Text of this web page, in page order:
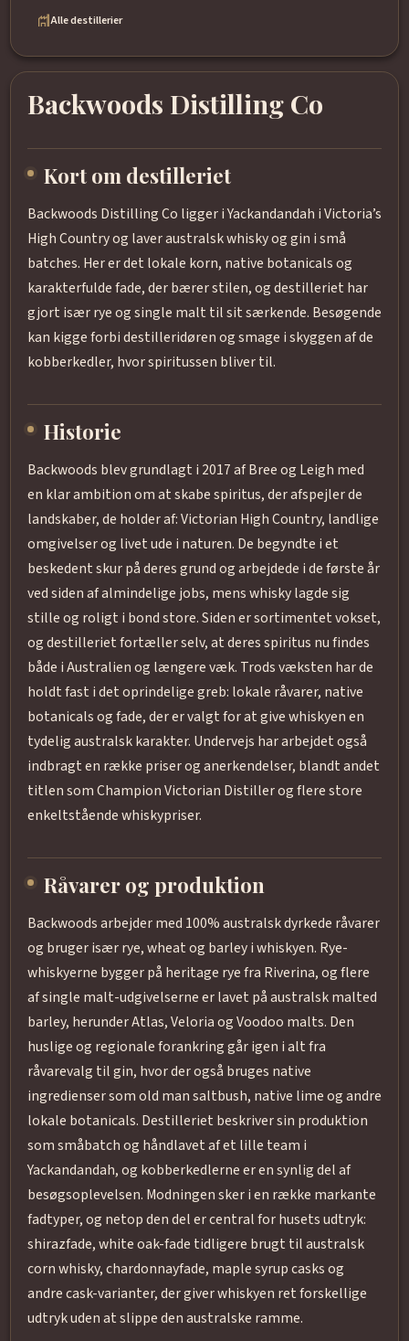
Alle destillerier
Backwoods Distilling Co
Kort om destilleriet
Backwoods Distilling Co ligger i Yackandandah i Victoria’s
High Country og laver australsk whisky og gin i små
batches. Her er det lokale korn, native botanicals og
karakterfulde fade, der bærer stilen, og destilleriet har
gjort især rye og single malt til sit særkende. Besøgende
kan kigge forbi destilleridøren og smage i skyggen af de
kobberkedler, hvor spiritussen bliver til.
Historie
Backwoods blev grundlagt i 2017 af Bree og Leigh med
en klar ambition om at skabe spiritus, der afspejler de
landskaber, de holder af: Victorian High Country, landlige
omgivelser og livet ude i naturen. De begyndte i et
beskedent skur på deres grund og arbejdede i de første år
ved siden af almindelige jobs, mens whisky lagde sig
stille og roligt i bond store. Siden er sortimentet vokset,
og destilleriet fortæller selv, at deres spiritus nu findes
både i Australien og længere væk. Trods væksten har de
holdt fast i det oprindelige greb: lokale råvarer, native
botanicals og fade, der er valgt for at give whiskyen en
tydelig australsk karakter. Undervejs har arbejdet også
indbragt en række priser og anerkendelser, blandt andet
titlen som Champion Victorian Distiller og flere store
enkeltstående whiskypriser.
Råvarer og produktion
Backwoods arbejder med 100% australsk dyrkede råvarer
og bruger især rye, wheat og barley i whiskyen. Rye-
whiskyerne bygger på heritage rye fra Riverina, og flere
af single malt-udgivelserne er lavet på australsk malted
barley, herunder Atlas, Veloria og Voodoo malts. Den
huslige og regionale forankring går igen i alt fra
råvarevalg til gin, hvor der også bruges native
ingredienser som old man saltbush, native lime og andre
lokale botanicals. Destilleriet beskriver sin produktion
som småbatch og håndlavet af et lille team i
Yackandandah, og kobberkedlerne er en synlig del af
besøgsoplevelsen. Modningen sker i en række markante
fadtyper, og netop den del er central for husets udtryk:
shirazfade, white oak-fade tidligere brugt til australsk
corn whisky, chardonnayfade, maple syrup casks og
andre cask-varianter, der giver whiskyen ret forskellige
udtryk uden at slippe den australske ramme.